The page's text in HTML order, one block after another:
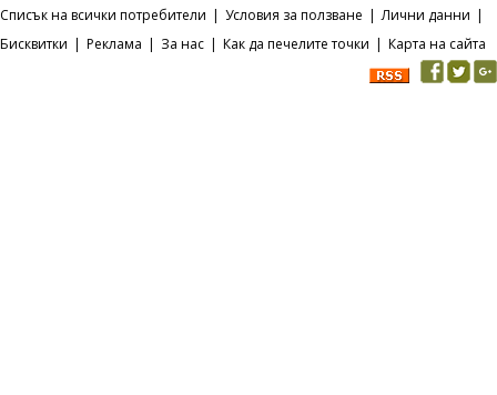
Списък на всички потребители | Условия за ползване | Лични данни |
Бисквитки | Реклама | За нас | Как да печелите точки | Карта на сайта